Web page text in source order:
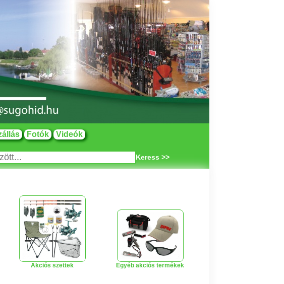
Fotók Videók
Keress >>
Akciós szettek Egyéb akciós termékek